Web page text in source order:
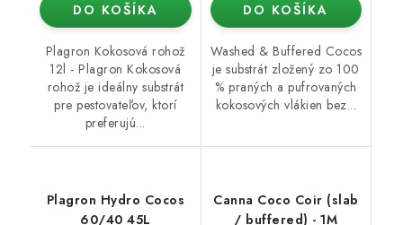
DO KOŠÍKA
Plagron Kokosová rohož
12l - Plagron Kokosová
rohož je ideálny substrát
pre pestovateľov, ktorí
preferujú...
DO KOŠÍKA
Washed & Buffered Cocos
je substrát zložený zo 100
% praných a pufrovaných
kokosových vlákien bez...
Plagron Hydro Cocos
60/40 45L
Canna Coco Coir (slab
/ buffered) - 1M